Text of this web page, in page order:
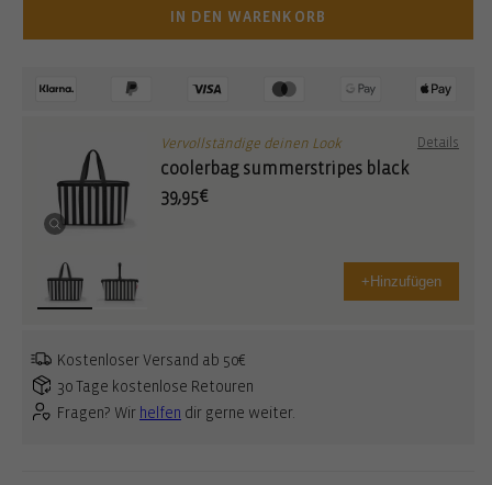
IN DEN WARENKORB
Vervollständige deinen Look Details
coolerbag summerstripes black
39,95€
+ Hinzufügen
Kostenloser Versand ab 50€
30 Tage kostenlose Retouren
Fragen? Wir helfen dir gerne weiter.